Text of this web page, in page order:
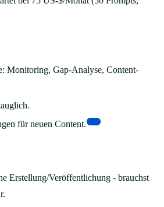
Monitoring, Gap-Analyse, Content-
für neuen Content.
Erstellung/Veröffentlichung - brauchst